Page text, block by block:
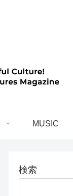
MUSIC
検索